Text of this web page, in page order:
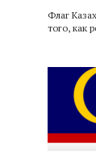
Флаг
того, как